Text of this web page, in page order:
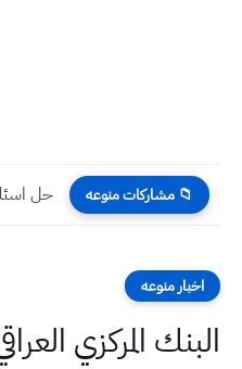
📁 مشاركات منوعه
اخبار منوعه
البنك المركزي